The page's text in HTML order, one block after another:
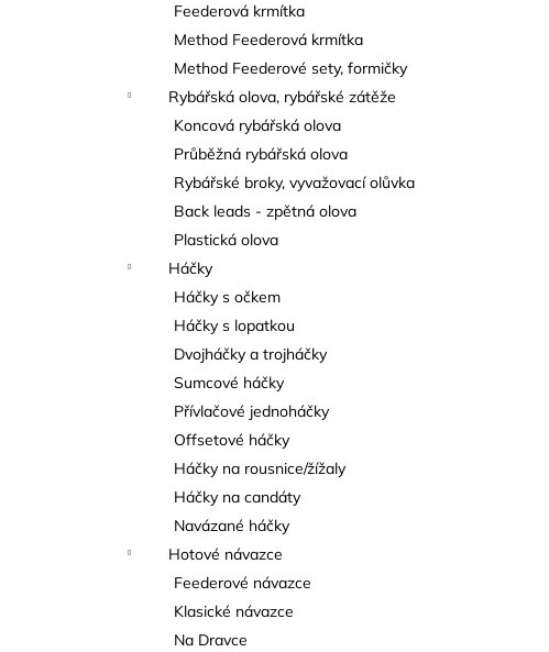
Feederová krmítka
Method Feederová krmítka
Method Feederové sety, formičky
Rybářská olova, rybářské zátěže
Koncová rybářská olova
Průběžná rybářská olova
Rybářské broky, vyvažovací olůvka
Back leads - zpětná olova
Plastická olova
Háčky
Háčky s očkem
Háčky s lopatkou
Dvojháčky a trojháčky
Sumcové háčky
Přívlačové jednoháčky
Offsetové háčky
Háčky na rousnice/žížaly
Háčky na candáty
Navázané háčky
Hotové návazce
Feederové návazce
Klasické návazce
Na Dravce